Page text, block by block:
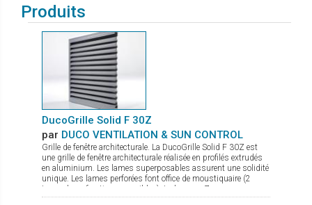
Produits
DucoGrille Solid F 30Z
par DUCO VENTILATION & SUN CONTROL
Grille de fenêtre architecturale. La DucoGrille Solid F 30Z est
une grille de fenêtre architecturale réalisée en profilés extrudés
en aluminium. Les lames superposables assurent une solidité
unique. Les lames perforées font office de moustiquaire (2
types de perforations possibles). La lame en Z procure un
design esthétique.